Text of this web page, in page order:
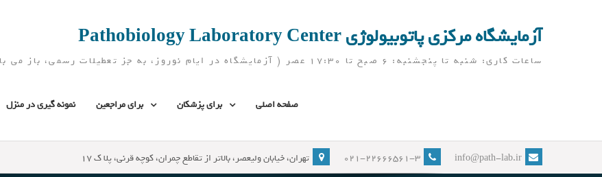
آزمایشگاه مرکزی پاتوبیولوژی Pathobiology Laboratory Center
ساعات کاری: شنبه تا پنجشنبه: 6 صبح تا 17:30 عصر ( آزمایشگاه در ایام نوروز، به جز تعطیلات رسمی، باز می باشد)
صفحه اصلی برای پزشکان برای مراجعین نمونه گیری در منزل
info@path-lab.ir
021-22666561-3 تهران، خیابان ولیعصر، بالاتر از تقاطع چمران، کوچه قرنی، پلا ک 17